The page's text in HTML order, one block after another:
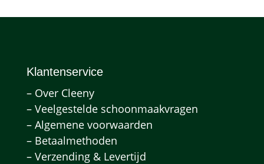
Klantenservice
– Over Cleeny
– Veelgestelde schoonmaakvragen
– Algemene voorwaarden
– Betaalmethoden
– Verzending & Levertijd